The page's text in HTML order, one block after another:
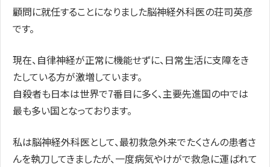
顧問に就任することになりました脳神経外科医の荘司英彦
です。
現在、自律神経が正常に機能せずに、日常生活に支障をき
たしている方が激増しています。
自殺者も日本は世界で7番目に多く、主要先進国の中では
最も多い国となっております。
私は脳神経外科医として、最初救急外来でたくさんの患者さ
んを執刀してきましたが、一度病気やけがで救急に運ばれて